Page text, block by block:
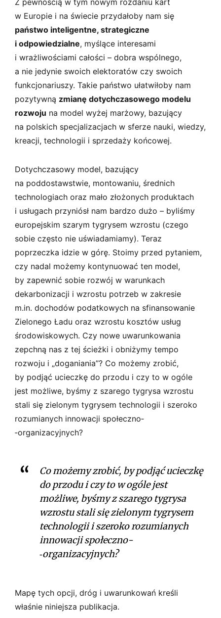
w Europie i na świecie przydałoby nam się
państwo inteligentne, strategiczne
i odpowiedzialne, myślące interesami
i wrażliwościami całości – dobra wspólnego,
a nie jedynie swoich elektoratów czy swoich
funkcjonariuszy. Takie państwo ułatwiłoby nam
pozytywną zmianę dotychczasowego modelu
rozwoju na model wyżej marżowy, bazujący
na polskich specjalizacjach w sferze nauki, wiedzy,
kreacji, technologii i sprzedaży końcowej.
Dotychczasowy model, bazujący
na poddostawstwie, montowaniu, średnich
technologiach oraz mało złożonych produktach
i usługach przyniósł nam bardzo dużo – byliśmy
europejskim szarym tygrysem wzrostu (czego
sobie często nie uświadamiamy). Teraz
poprzeczka idzie w górę. Stoimy przed pytaniem,
czy nadal możemy kontynuować ten model,
by zapewnić sobie rozwój w warunkach
dekarbonizacji i wzrostu potrzeb w zakresie
m.in. dochodów podatkowych na sfinansowanie
Zielonego Ładu oraz wzrostu kosztów usług
środowiskowych. Czy nowe uwarunkowania
zepchną nas z tej ścieżki i obniżymy tempo
rozwoju i „doganiania”? Co możemy zrobić,
by podjąć ucieczkę do przodu i czy to w ogóle
jest możliwe, byśmy z szarego tygrysa wzrostu
stali się zielonym tygrysem technologii i szeroko
rozumianych innowacji społeczno­
‑organizacyjnych?
Co możemy zrobić, by podjąć ucieczkę
do przodu i czy to w ogóle jest
możliwe, byśmy z szarego tygrysa
wzrostu stali się zielonym tygrysem
technologii i szeroko rozumianych
innowacji społeczno­
‑organizacyjnych?
Mapę tych opcji, dróg i uwarunkowań kreśli
właśnie niniejsza publikacja.